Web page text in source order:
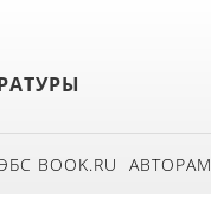
BOOK.RU АВТОРАМ